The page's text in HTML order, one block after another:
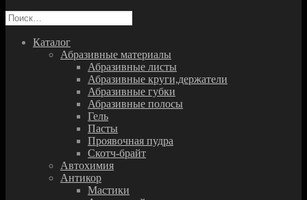
Найти:
Каталог
Абразивные материалы
Абразивные листы
Абразивные круги,держатели
Абразивные губки
Абразивные полосы
Гель
Пасты
Проявочная пудра
Скотч-брайт
Автохимия
Антикор
Мастики